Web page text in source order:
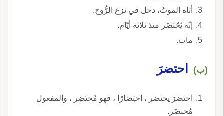
أتاه الموتُ، دخل في نزع الرُّوح.
إنّه يُحْتَضَر منذ ثلاثة أيّام.
مات.
(ب) احتضرَ
احتضرَ يحتضر ، احتِضارًا ، فهو مُحتَضِر ، والمفعول
مُحتضَر.